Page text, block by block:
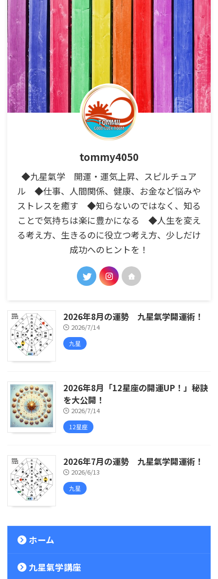
tommy4050
◆九星氣学 開運・運気上昇、スピルチュア
ル ◆仕事、人間関係、健康、お金など悩みや
ストレスを癒す ◆知らないのではなく、知る
ことで気持ちは楽に豊かになる ◆人生を変え
る考え方、生きるのに役立つ考え方、少しだけ
成功へのヒントを！
2026年8月の運勢 九星氣学開運術！
2026/7/14
九星
2026年8月「12星座の開運UP！」秘訣
を大公開！
2026/7/14
12星座
2026年7月の運勢 九星氣学開運術！
2026/6/13
九星
ホーム
九星氣学講座